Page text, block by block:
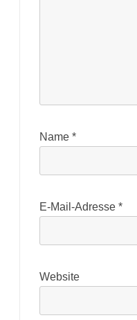
Name *
E-Mail-Adresse *
Website